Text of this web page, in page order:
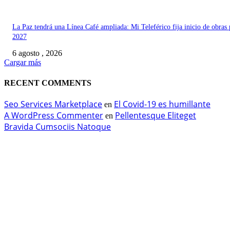
La Paz tendrá una Línea Café ampliada: Mi Teleférico fija inicio de obras
2027
6 agosto , 2026
Cargar más
RECENT COMMENTS
Seo Services Marketplace en El Covid-19 es humillante
A WordPress Commenter en Pellentesque Eliteget
Bravida Cumsociis Natoque